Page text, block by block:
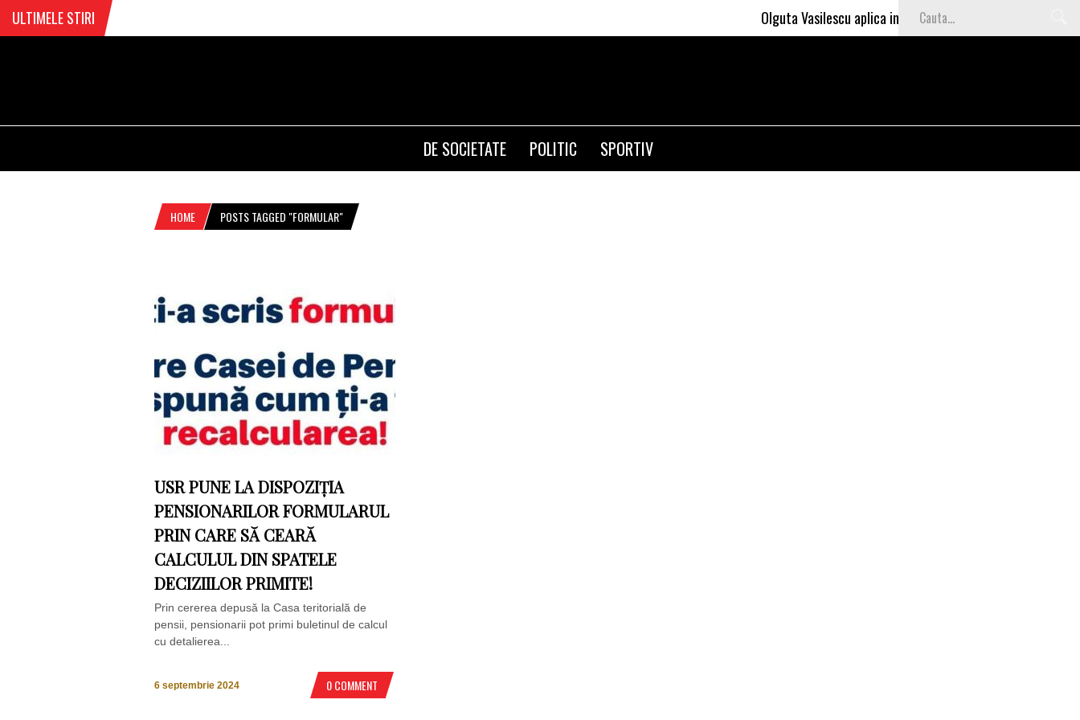
ULTIMELE STIRI Olguta Vasilescu aplica invataturile lui Nea Marin: somajul
DE SOCIETATE POLITIC SPORTIV
HOME POSTS TAGGED "FORMULAR"
USR PUNE LA DISPOZIȚIA
PENSIONARILOR FORMULARUL
PRIN CARE SĂ CEARĂ
CALCULUL DIN SPATELE
DECIZIILOR PRIMITE!
Prin cererea depusă la Casa teritorială de
pensii, pensionarii pot primi buletinul de calcul
cu detalierea...
6 septembrie 2024 0 COMMENT